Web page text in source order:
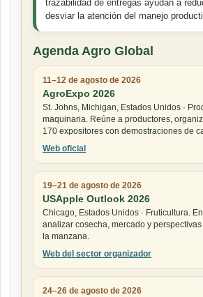
trazabilidad de entregas ayudan a
desviar la atención del manejo
Agenda Agro Global
11–12 de agosto de 2026
AgroExpo 2026
St. Johns, Michigan, Estados Unidos ·
maquinaria. Reúne a productores,
170 expositores con demostraciones de
Web oficial
19–21 de agosto de 2026
USApple Outlook 2026
Chicago, Estados Unidos · Fruticultura.
analizar cosecha, mercado y
la manzana.
Web del sector organizador
24–26 de agosto de 2026